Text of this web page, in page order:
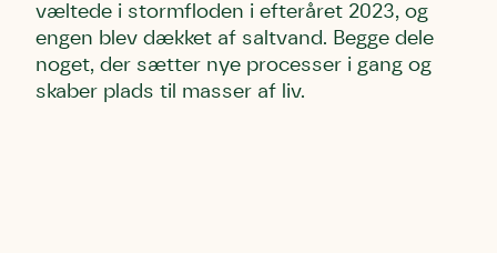
væltede i stormfloden i efteråret 2023, og
engen blev dækket af saltvand. Begge dele
noget, der sætter nye processer i gang og
skaber plads til masser af liv.